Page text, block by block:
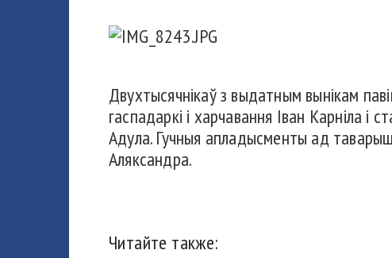
Двухтысячнікаў з выдатным вынікам
гаспадаркі і харчавання Іван Карніла
Адула. Гучныя апладысменты ад
Аляксандра.
Читайте также: